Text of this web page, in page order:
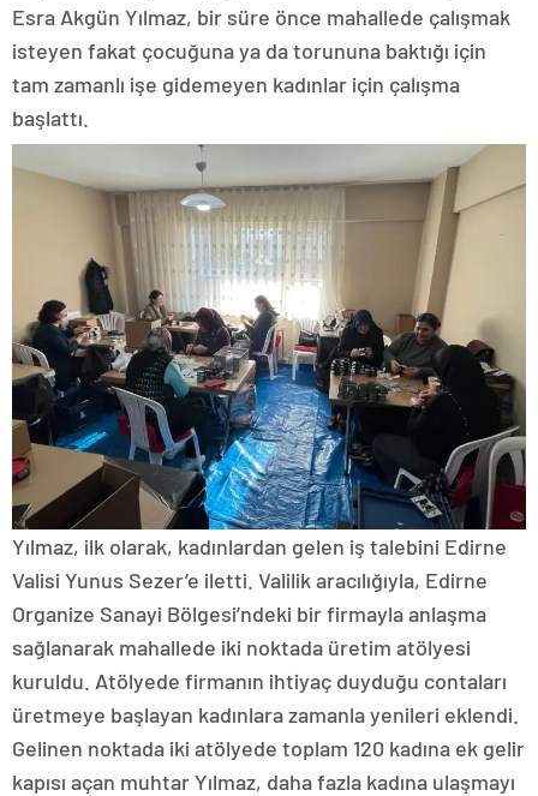
Esra Akgün Yılmaz, bir süre önce mahallede çalışmak
isteyen fakat çocuğuna ya da torununa baktığı için
tam zamanlı işe gidemeyen kadınlar için çalışma
başlattı.
Yılmaz, ilk olarak, kadınlardan gelen iş talebini Edirne
Valisi Yunus Sezer’e iletti. Valilik aracılığıyla, Edirne
Organize Sanayi Bölgesi’ndeki bir firmayla anlaşma
sağlanarak mahallede iki noktada üretim atölyesi
kuruldu. Atölyede firmanın ihtiyaç duyduğu contaları
üretmeye başlayan kadınlara zamanla yenileri eklendi.
Gelinen noktada iki atölyede toplam 120 kadına ek gelir
kapısı açan muhtar Yılmaz, daha fazla kadına ulaşmayı